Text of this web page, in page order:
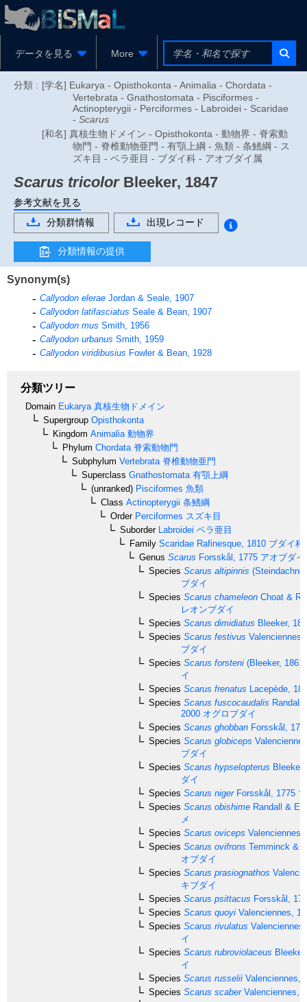
データを見る More
分類 : [学名] Eukarya - Opisthokonta - Animalia - Chordata -
Vertebrata - Gnathostomata - Pisciformes -
Actinopterygii - Perciformes - Labroidei - Scaridae
- Scarus
[和名] 真核生物ドメイン - Opisthokonta - 動物界 - 脊索動
物門 - 脊椎動物亜門 - 有顎上綱 - 魚類 - 条鰭綱 - ス
ズキ目 - ベラ亜目 - ブダイ科 - アオブダイ属
Scarus tricolorBleeker, 1847
参考文献を見る
分類群情報
出現レコード
分類情報の提供
Synonym(s)
Callyodon elerae Jordan & Seale, 1907
Callyodon latifasciatus Seale & Bean, 1907
Callyodon mus Smith, 1956
Callyodon urbanus Smith, 1959
Callyodon viridibusius Fowler & Bean, 1928
分類ツリー
Domain Eukarya 真核生物ドメイン
Supergroup Opisthokonta
Kingdom Animalia 動物界
Phylum Chordata 脊索動物門
Subphylum Vertebrata 脊椎動物亜門
Superclass Gnathostomata 有顎上綱
(unranked) Pisciformes 魚類
Class Actinopterygii 条鰭綱
OrderPerciformes スズキ目
SuborderLabroidei ベラ亜目
Family Scaridae Rafinesque, 1810 ブダイ科
Genus Scarus Forsskål, 1775 アオブダイ
Species Scarus altipinnis
ブダイ
Species Scarus chameleon Choat &
レオンブダイ
Species Scarus dimidiatus Bleeker,
Species Scarus festivus Valenciennes,
ブダイ
Species Scarus forsteni (Bleeker, 1861)
イ
Species Scarus frenatus Lacepède,
Species Scarus fuscocaudalis Randall
2000 オグロブダイ
Species Scarus ghobban Forsskål,
Species Scarus globiceps
ブダイ
Species Scarus hypselopterus
ダイ
Species Scarus nigerForsskål, 1775
Species Scarus obishime Randall &
メ
Species Scarus oviceps Valenciennes,
Species Scarus ovifrons Temminck &
オブダイ
Species Scarus prasiognathos
キブダイ
Species Scarus psittacus Forsskål,
Species Scarus quoyi Valenciennes,
Species Scarus rivulatus
イ
Species Scarus rubroviolaceus
イ
Species Scarus russelii Valenciennes,
Species Scarus scaberValenciennes,